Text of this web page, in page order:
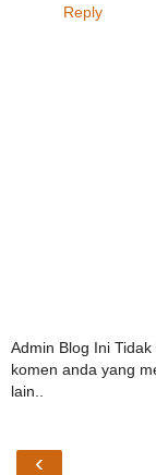
Reply
Admin Blog Ini
komen anda yang
lain..
‹